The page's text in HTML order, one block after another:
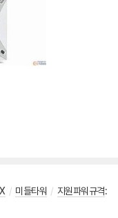
/ 미들타워 / 지원파워규격: